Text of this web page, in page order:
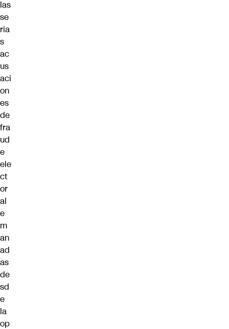
las
se
ria
s
ac
us
aci
on
es
de
fra
ud
e
ele
ct
or
al
e
m
an
ad
as
de
sd
e
la
op